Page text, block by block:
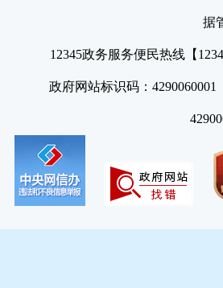
据
12345政务服务便民热线【
政府网站标识码：